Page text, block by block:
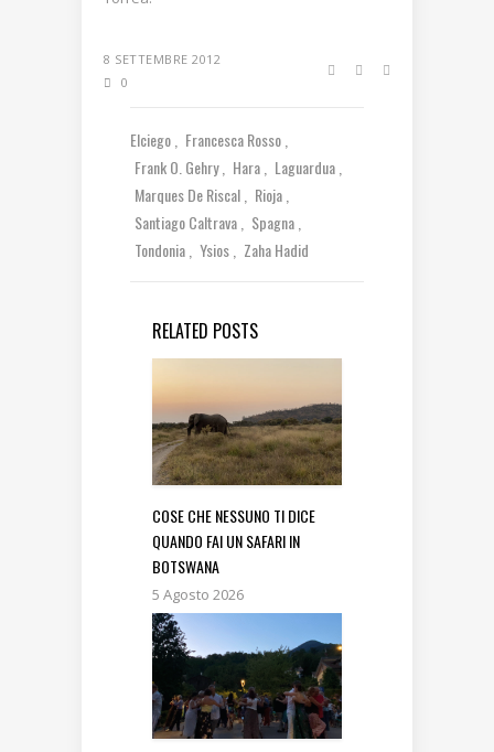
8 SETTEMBRE 2012
0
Elciego
Francesca Rosso
Frank O. Gehry
Hara
Laguardua
Marques De Riscal
Rioja
Santiago Caltrava
Spagna
Tondonia
Ysios Zaha Hadid
RELATED POSTS
COSE CHE NESSUNO TI DICE
QUANDO FAI UN SAFARI IN
BOTSWANA
5 Agosto 2026